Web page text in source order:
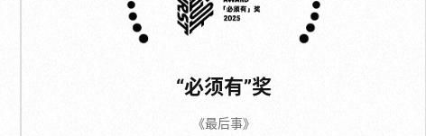
“必须有”奖
《最后事》